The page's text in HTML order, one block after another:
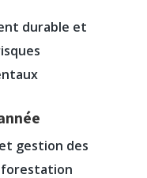
durable et
gestion des